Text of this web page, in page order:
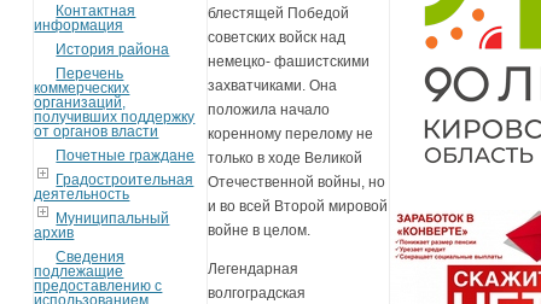
Контактная
информация
История района
Перечень
коммерческих
организаций,
получивших поддержку
от органов власти
Почетные граждане
Градостроительная
деятельность
Муниципальный
архив
Сведения
подлежащие
предоставлению с
использованием
блестящей Победой
советских войск над
немецко- фашистскими
захватчиками. Она
положила начало
коренному перелому не
только в ходе Великой
Отечественной войны, но
и во всей Второй мировой
войне в целом.
Легендарная
волгоградская